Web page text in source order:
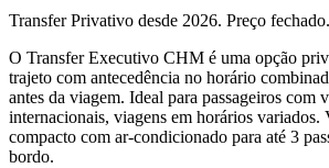
Transfer Privativo desde 2026. Preço fechado.
O Transfer Executivo CHM é uma opção
trajeto com antecedência no horário
antes da viagem. Ideal para passageiros com
internacionais, viagens em horários variados.
compacto com ar-condicionado para até 3
bordo.